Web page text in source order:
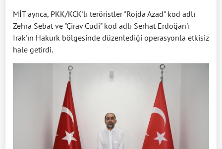
MİT ayrıca, PKK/KCK'lı teröristler "Rojda Azad" kod adlı
Zehra Sebat ve "Çirav Cudi" kod adlı Serhat Erdoğan'ı
Irak'ın Hakurk bölgesinde düzenlediği operasyonla etkisiz
hale getirdi.